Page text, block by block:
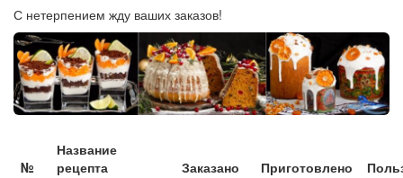
С нетерпением жду ваших заказов!
№
Название
рецепта
Заказано Приготовлено